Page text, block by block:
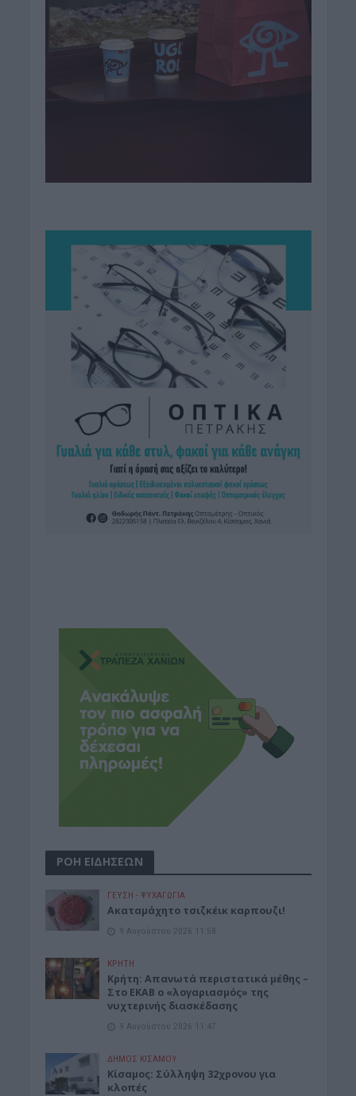
ΡΟΗ ΕΙΔΗΣΕΩΝ
ΓΕΎΣΗ - ΨΥΧΑΓΩΓΊΑ
Ακαταμάχητο τσιζκέικ καρπουζι!
9 Αυγούστου 2026 11:58
ΚΡΗΤΗ
Κρήτη: Απανωτά περιστατικά μέθης –
Στο ΕΚΑΒ ο «λογαριασμός» της
νυχτερινής διασκέδασης
9 Αυγούστου 2026 11:47
ΔΉΜΟΣ ΚΙΣΆΜΟΥ
Κίσαμος: Σύλληψη 32χρονου για
κλοπές